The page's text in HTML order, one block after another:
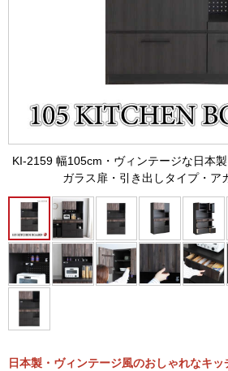
KI-2159 幅105cm・ヴィンテージな日本
ガラス扉・引き出しタイプ・ア
日本製・ヴィンテージ風のおしゃれなキッ